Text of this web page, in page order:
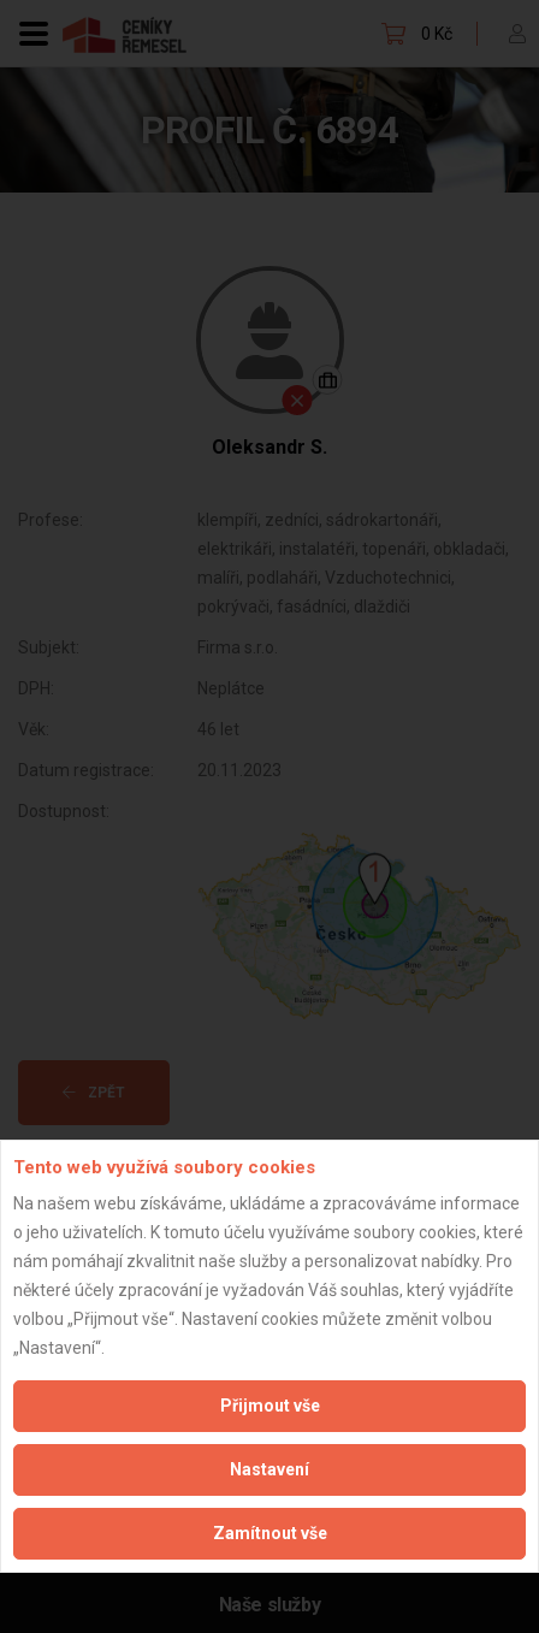
0 Kč
PROFIL Č. 6894
Oleksandr S.
Profese:
klempíři, zedníci, sádrokartonáři,
elektrikáři, instalatéři, topenáři, obkladači,
malíři, podlaháři, Vzduchotechnici,
pokrývači, fasádníci, dlaždiči
Subjekt: Firma s.r.o.
DPH: Neplátce
Věk: 46 let
Datum registrace: 20.11.2023
Dostupnost:
ZPĚT
Aktualizováno z portálu ARES dne 03.01.2024 10:30:10
Důležité informace
Zpracování a ochrana osobních údajů
Reference
Naše excelové tabulky online
Naše služby
Tento web využívá soubory cookies
Na našem webu získáváme, ukládáme a zpracováváme informace
o jeho uživatelích. K tomuto účelu využíváme soubory cookies, které
nám pomáhají zkvalitnit naše služby a personalizovat nabídky. Pro
některé účely zpracování je vyžadován Váš souhlas, který vyjádříte
volbou „Přijmout vše“. Nastavení cookies můžete změnit volbou
„Nastavení“.
Přijmout vše
Nastavení
Zamítnout vše